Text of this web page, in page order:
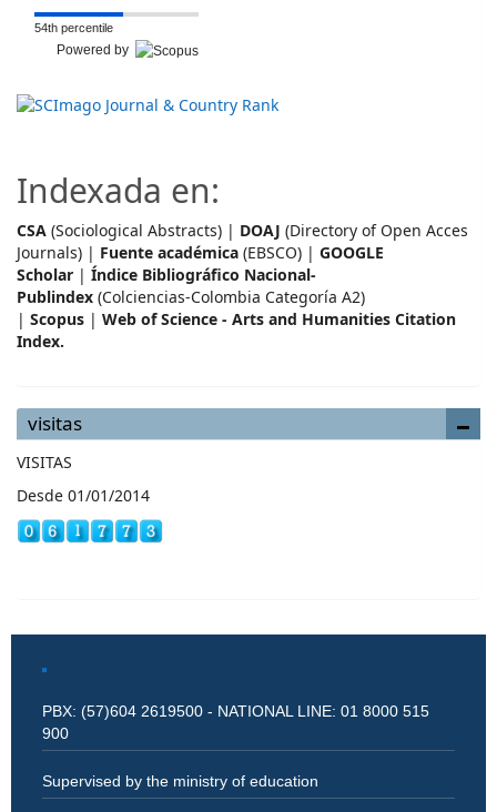
54th percentile
Powered by
Indexada en:
CSA (Sociological Abstracts) | DOAJ (Directory of Open Acces
Journals) | Fuente académica (EBSCO) | GOOGLE
Scholar | Índice Bibliográfico Nacional-
Publindex (Colciencias-Colombia Categoría A2)
| Scopus | Web of Science - Arts and Humanities Citation
Index.
visitas
VISITAS
Desde 01/01/2014
PBX: (57)604 2619500 - NATIONAL LINE: 01 8000 515
900
Supervised by the ministry of education